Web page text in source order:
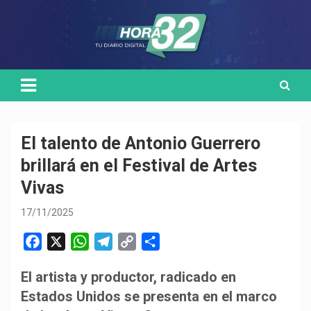
El talento de Antonio Guerrero
brillará en el Festival de Artes
Vivas
17/11/2025
c
e
W
a
t
l
e
p
y
m
p
El artista y productor, radicado en
Estados Unidos se presenta en el marco